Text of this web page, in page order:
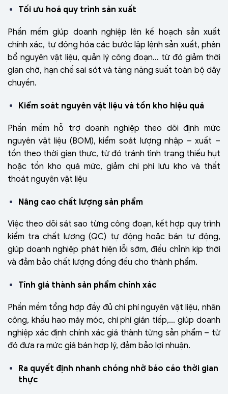
Tối ưu hoá quy trình sản xuất
Phần mềm giúp doanh nghiệp lên kế hoạch sản xuất
chính xác, tự động hóa các bước lập lệnh sản xuất, phân
bổ nguyên vật liệu, quản lý công đoạn… từ đó giảm thời
gian chờ, hạn chế sai sót và tăng năng suất toàn bộ dây
chuyền.
Kiểm soát nguyên vật liệu và tồn kho hiệu quả
Phần mềm hỗ trợ doanh nghiệp theo dõi định mức
nguyên vật liệu (BOM), kiểm soát lượng nhập – xuất –
tồn theo thời gian thực, từ đó tránh tình trạng thiếu hụt
hoặc tồn kho quá mức, giảm chi phí lưu kho và thất
thoát nguyên vật liệu
Nâng cao chất lượng sản phẩm
Việc theo dõi sát sao từng công đoạn, kết hợp quy trình
kiểm tra chất lượng (QC) tự động hoặc bán tự động,
giúp doanh nghiệp phát hiện lỗi sớm, điều chỉnh kịp thời
và đảm bảo chất lượng đồng đều cho thành phẩm.
Tính giá thành sản phẩm chính xác
Phần mềm tổng hợp đầy đủ chi phí nguyên vật liệu, nhân
công, khấu hao máy móc, chi phí gián tiếp,… giúp doanh
nghiệp xác định chính xác giá thành từng sản phẩm – từ
đó đưa ra mức giá bán hợp lý, đảm bảo lợi nhuận.
Ra quyết định nhanh chóng nhờ báo cáo thời gian
thực